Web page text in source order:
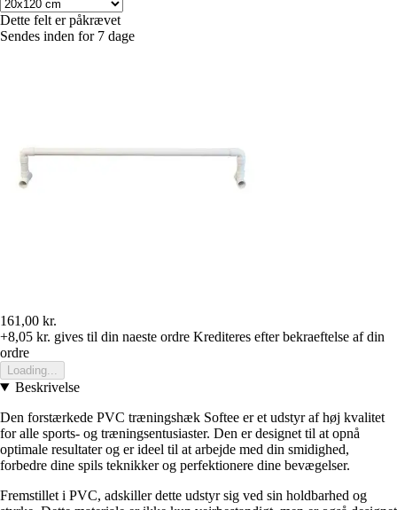
Dette felt er påkrævet
Sendes inden for 7 dage
161,00 kr.
+8,05 kr. gives til din naeste ordre Krediteres efter bekraeftelse af din
ordre
Loading...
Beskrivelse
Den forstærkede PVC træningshæk Softee er et udstyr af høj kvalitet
for alle sports- og træningsentusiaster. Den er designet til at opnå
optimale resultater og er ideel til at arbejde med din smidighed,
forbedre dine spils teknikker og perfektionere dine bevægelser.
Fremstillet i PVC, adskiller dette udstyr sig ved sin holdbarhed og